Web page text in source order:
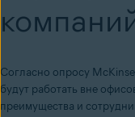
Согласно опросу
будут работать вне
преимущества и